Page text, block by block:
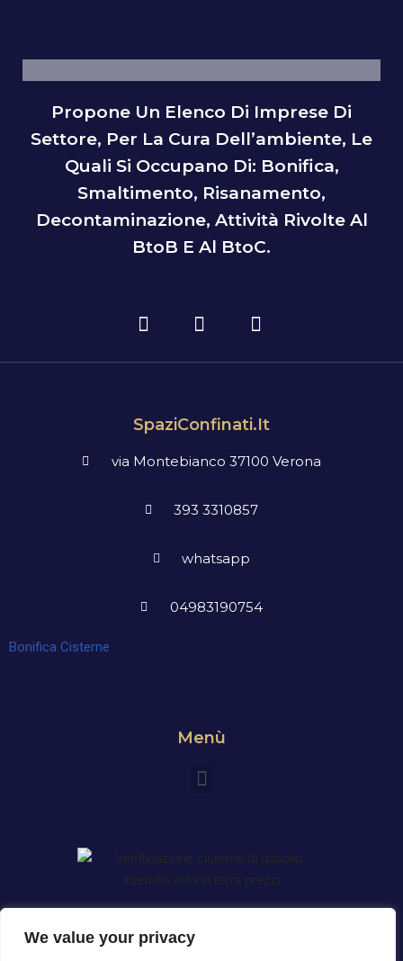
We value your privacy
Propone Un Elenco Di Imprese Di
Settore, Per La Cura Dell’ambiente, Le
Quali Si Occupano Di: Bonifica,
Smaltimento, Risanamento,
Decontaminazione, Attività Rivolte Al
BtoB E Al BtoC.
SpaziConfinati.it
via Montebianco 37100 Verona
393 3310857
whatsapp
04983190754
Bonifica Cisterne
Menù